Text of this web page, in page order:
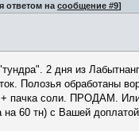
ответом на сообщение #9]
2 дня из
Полозья обработаны
+ пачка соли. ПРОДАМ.
на 60 тн) с Вашей